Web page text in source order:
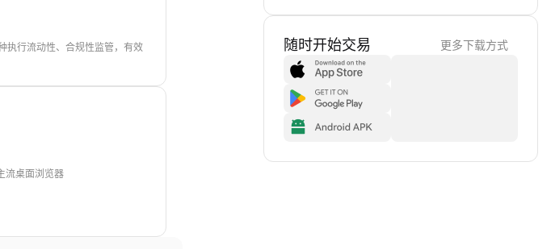
执行流动性、合规性监管，有效
流桌面浏览器
随时开始交易 更多下载方式